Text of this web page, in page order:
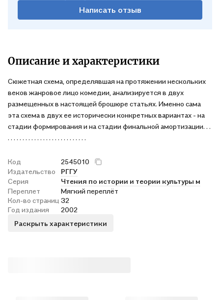
Написать отзыв
Описание и характеристики
Сюжетная схема, определявшая на протяжении нескольких
веков жанровое лицо комедии, анализируется в двух
размещенных в настоящей брошюре статьях. Именно сама
эта схема в двух ее исторически конкретных вариантах - на
стадии формирования и на стадии финальной амортизации. . .
. . . . . . . . . . . . . . . . . . . . . . . . . . .
Код
2545010
Издательство
РГГУ
Серия
Чтения по истории и теории культуры м
Переплет
Мягкий переплёт
Кол-во страниц 32
Год издания
2002
Раскрыть характеристики